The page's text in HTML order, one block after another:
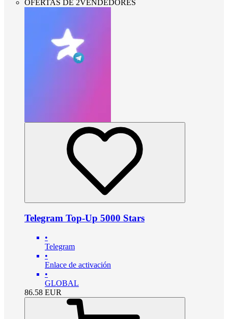
OFERTAS DE 2VENDEDORES
Telegram Top-Up 5000 Stars
•
Telegram
•
Enlace de activación
•
GLOBAL
86.58 EUR